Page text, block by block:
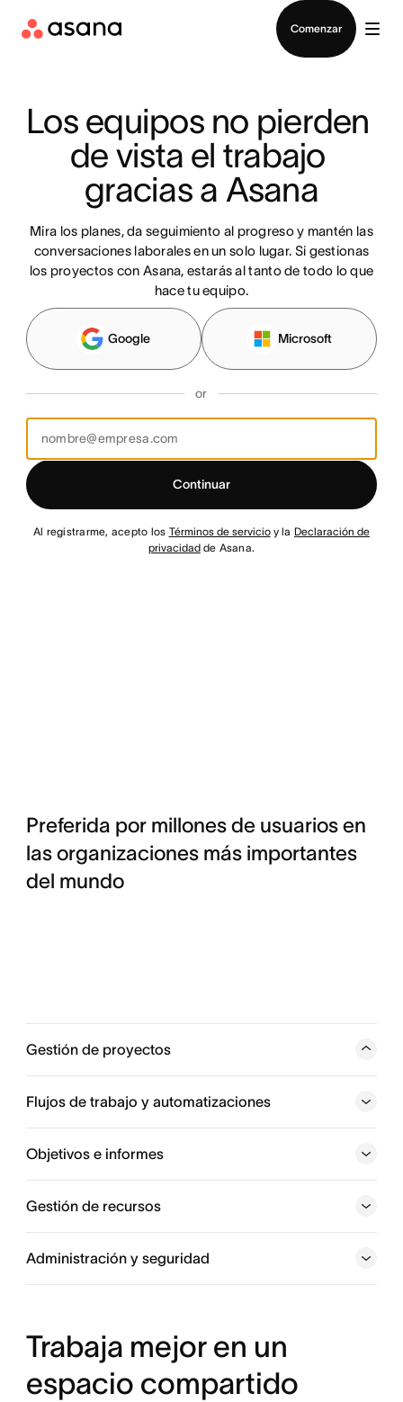
Comenzar
Los equipos no pierden
de vista el trabajo
gracias a Asana
Mira los planes, da seguimiento al progreso y mantén las
conversaciones laborales en un solo lugar. Si gestionas
los proyectos con Asana, estarás al tanto de todo lo que
hace tu equipo.
Google Microsoft
or
Continuar
Al registrarme, acepto los Términos de servicioy la Declaración de
privacidadde Asana.
Preferida por millones de usuarios en
las organizaciones más importantes
del mundo
Gestión de proyectos
Haz un seguimiento del trabajo de principio a fin, así
todos los equipos se mantendrán sincronizados y al día
coordinar cada variable.
Explora las funciones de gestión de proyectos
Flujos de trabajo y automatizaciones
Objetivos e informes
Gestión de recursos
Explora las funciones de gestión de recursos
Administración y seguridad
Explora los controles del administrador y la seguridad
Trabaja mejor en un
espacio compartido